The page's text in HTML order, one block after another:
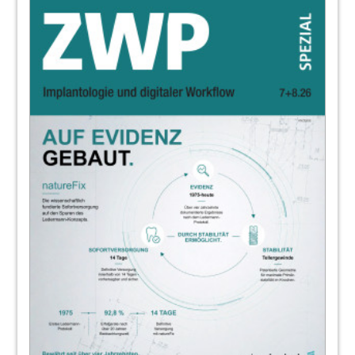
Iris Wälter-Bergob
20Praxisbegehung: Überprüfung der
Hygiene in Zahnarztpraxen
Mathias Lange
Prozeßdatendokumentation: Papierlose
Archivierung spart Zeit und Kosten
Redaktion
25NETdental GmbH
Interview: Praxisgerechtes
Hygienekonzept durch persönliche
Beratung
Interview mit Christian Ehrensberger
Designpreis - Deutschlands schönste
Zahnarztpraxis